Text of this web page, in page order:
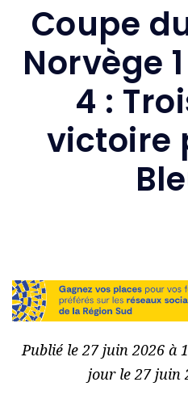
Coupe
Norvège
4 :
victoire
Publié le 27 juin 2026 à
jour le 27 juin